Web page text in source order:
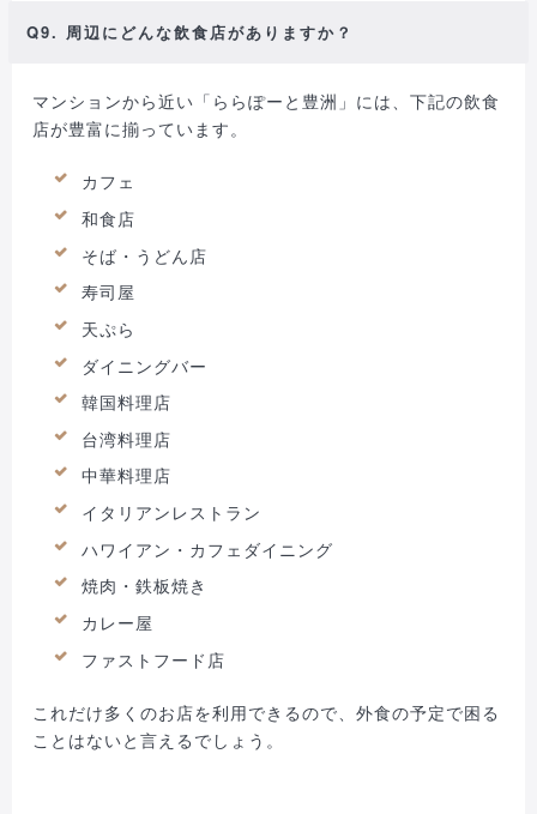
Q9. 周辺にどんな飲食店がありますか？
マンションから近い「ららぽーと豊洲」には、下記の飲食
店が豊富に揃っています。
カフェ
和食店
そば・うどん店
寿司屋
天ぷら
ダイニングバー
韓国料理店
台湾料理店
中華料理店
イタリアンレストラン
ハワイアン・カフェダイニング
焼肉・鉄板焼き
カレー屋
ファストフード店
これだけ多くのお店を利用できるので、外食の予定で困る
ことはないと言えるでしょう。